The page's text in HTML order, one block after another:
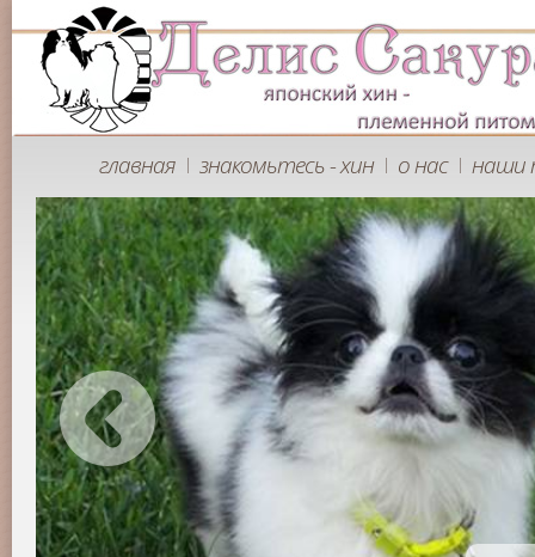
главная | знакомьтесь - хин | о нас | наши